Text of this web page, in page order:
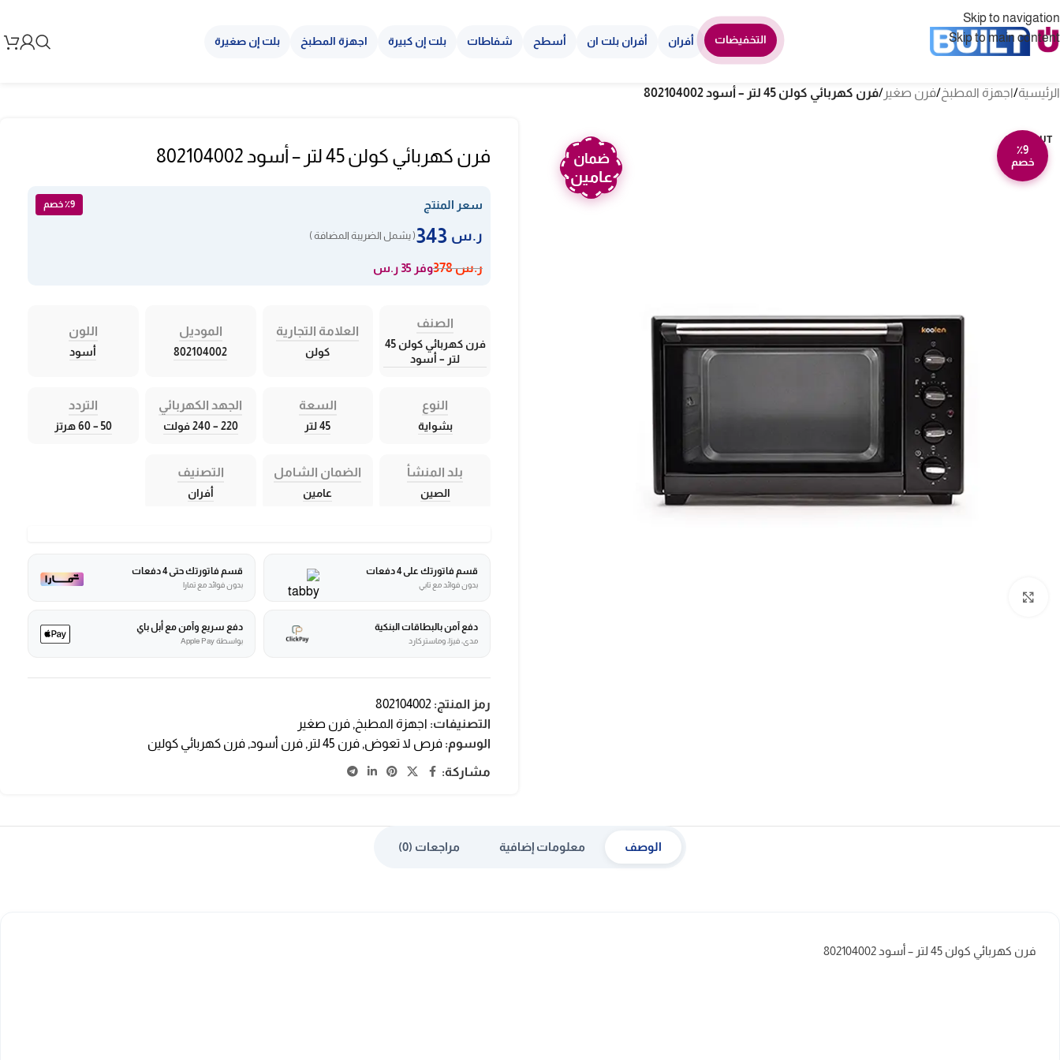
Skip to navigation
Skip to main content
التخفيضات أفران أفران بلت ان أسطح شفاطات بلت إن كبيرة اجهزة المطبخ بلت إن صغيرة
الرئيسية/اجهزة المطبخ/فرن صغير /فرن كهربائي كولن 45 لتر – أسود 802104002
SOLD OUT
٪9
خصم
ضمان
عامين
فرن كهربائي كولن 45 لتر – أسود 802104002
سعر المنتج ٪9 خصم
ر.س ( يشمل الضريبة المضافة )
ر.س378 وفر 35 ر.س
الصنف
فرن كهربائي كولن 45
لتر – أسود
العلامة التجارية
كولن
الموديل
802104002
اللون
أسود
النوع
بشواية
السعة
45 لتر
الجهد الكهربائي
220 – 240 فولت
التردد
50 – 60 هرتز
بلد المنشأ
الصين
الضمان الشامل
عامين
التصنيف
أفران
قسم فاتورتك على 4 دفعات
بدون فوائد مع تابي
قسم فاتورتك حتى 4 دفعات
بدون فوائد مع تمارا
دفع آمن بالبطاقات البنكية
مدى، فيزا، وماستركارد
دفع سريع وآمن مع أبل باي
بواسطة Apple Pay
رمز المنتج: 802104002
التصنيفات: اجهزة المطبخ , فرن صغير
الوسوم: فرص لا تعوض, فرن 45 لتر , فرن أسود, فرن كهربائي كولين
مشاركة:
الوصف معلومات إضافية مراجعات (0)
فرن كهربائي كولن 45 لتر – أسود 802104002